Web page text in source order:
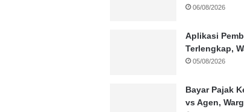
06/08/2026
Aplikasi
Terlengkap,
05/08/2026
Bayar Pajak
vs Agen,